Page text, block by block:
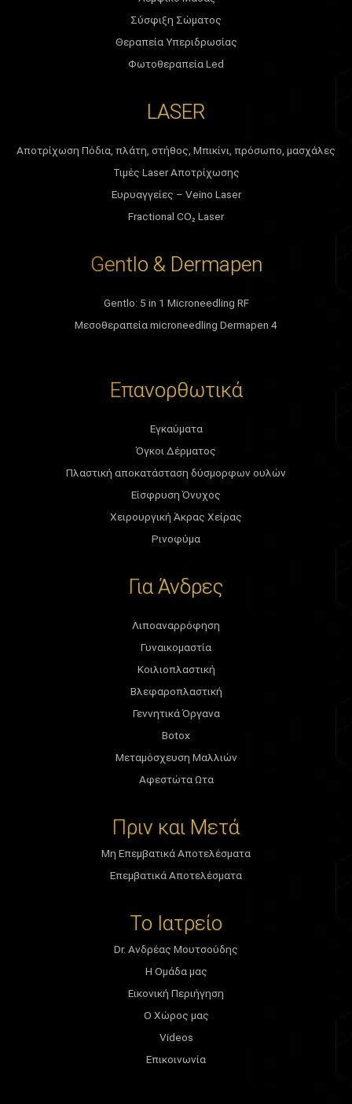
Σύσφιξη Σώματος
Θεραπεία Υπεριδρωσίας
Φωτοθεραπεία Led
LASER
Αποτρίχωση Πόδια, πλάτη, στήθος, Μπικίνι, πρόσωπο, μασχάλες
Τιμές Laser Αποτρίχωσης
Ευρυαγγείες – Veino Laser
Fractional CO₂ Laser
Gentlo & Dermapen
Gentlo: 5 in 1 Microneedling RF
Μεσοθεραπεία microneedling Dermapen 4
Επανορθωτικά
Εγκαύματα
Όγκοι Δέρματος
Πλαστική αποκατάσταση δύσμορφων ουλών
Είσφρυση Όνυχος
Χειρουργική Άκρας Χείρας
Ρινοφύμα
Για Άνδρες
Λιποαναρρόφηση
Γυναικομαστία
Κοιλιοπλαστική
Βλεφαροπλαστική
Γεννητικά Όργανα
Botox
Μεταμόσχευση Μαλλιών
Αφεστώτα Ωτα
Πριν και Μετά
Μη Επεμβατικά Αποτελέσματα
Επεμβατικά Αποτελέσματα
Το Ιατρείο
Dr. Ανδρέας Μουτσούδης
Η Ομάδα μας
Εικονική Περιήγηση
Ο Χώρος μας
Videos
Επικοινωνία